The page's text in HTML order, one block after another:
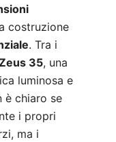
costruzione
. Tra i
35, una
luminosa e
è chiaro se
i propri
ma i